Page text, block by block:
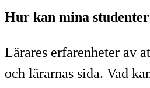
Hur kan mina
Lärares erfarenheter av
och lärarnas sida. Vad